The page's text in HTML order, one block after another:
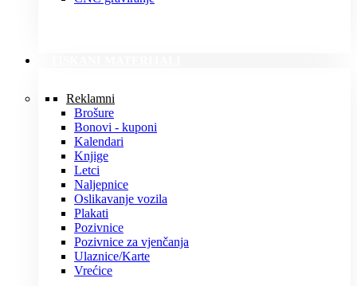
Reklamni
Brošure
Bonovi - kuponi
Kalendari
Knjige
Letci
Naljepnice
Oslikavanje vozila
Plakati
Pozivnice
Pozivnice za vjenčanja
Ulaznice/Karte
Vrećice